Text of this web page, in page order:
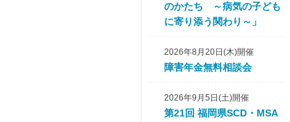
のかたち ～病気の子ども
に寄り添う関わり～」
2026年8月20日(木)開催
障害年金無料相談会
2026年9月5日(土)開催
第21回 福岡県SCD・MSA